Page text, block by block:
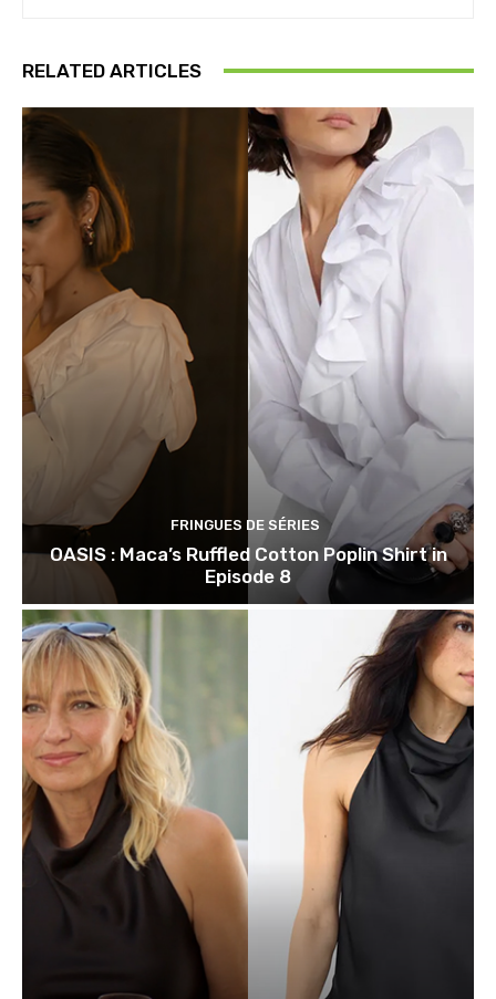
RELATED ARTICLES
FRINGUES DE SÉRIES
OASIS : Maca’s Ruffled Cotton Poplin Shirt in
Episode 8